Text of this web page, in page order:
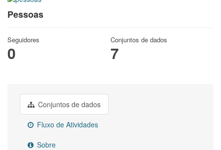
Pessoas
Seguidores
0
Conjuntos de dados
7
Conjuntos de dados
Fluxo de Atividades
Sobre